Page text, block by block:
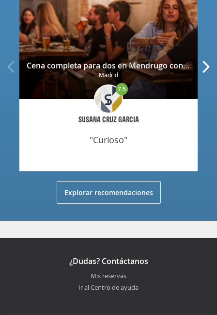
Cena completa para dos en Mendrugo con cerveza artesana incluida
Madrid
SUSANA CRUZ GARCIA
7.5
"curioso"
Explorar recomendaciones
¿Dudas? Contáctanos
Mis reservas
Ir al Centro de ayuda